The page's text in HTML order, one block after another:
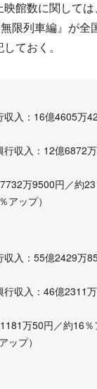
館数に関して
限列車編』が全
ておく。
収入：16億4605万
行収入：12億6872
7732万9500円／約
アップ）
収入：55億2429万
行収入：46億2311
1181万50円／約16
ップ）